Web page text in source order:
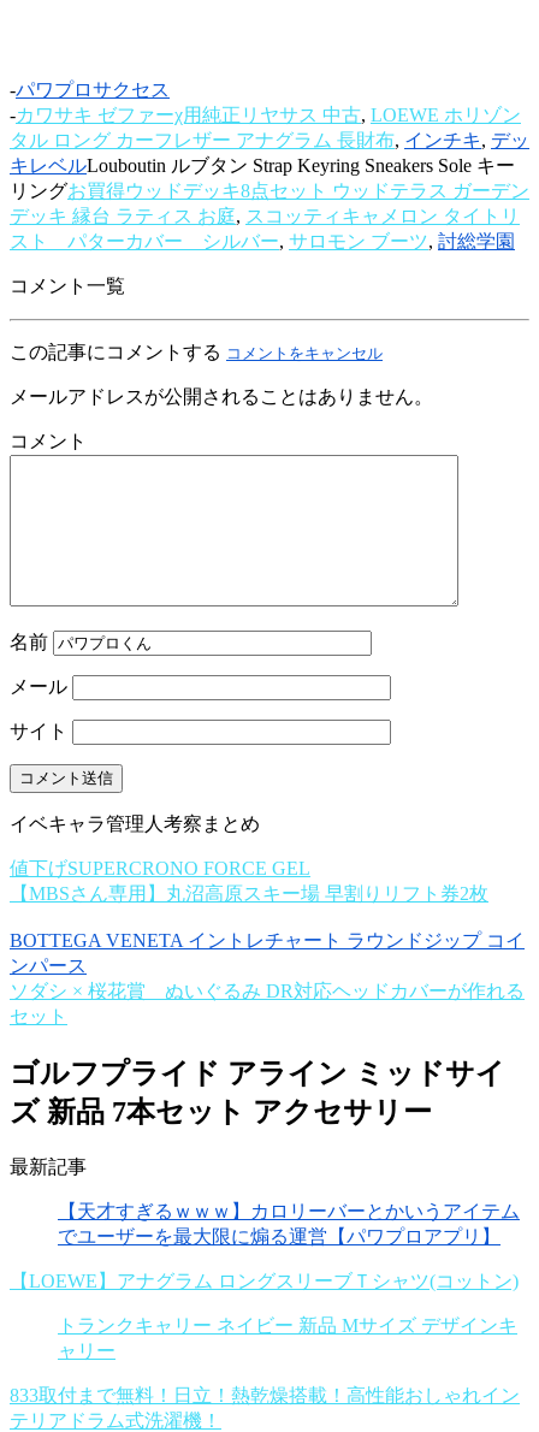
-パワプロサクセス
-カワサキ ゼファーχ用純正リヤサス 中古, LOEWE ホリゾン
タル ロング カーフレザー アナグラム 長財布, インチキ, デッ
キレベルLouboutin ルブタン Strap Keyring Sneakers Sole キー
リングお買得ウッドデッキ8点セット ウッドテラス ガーデン
デッキ 縁台 ラティス お庭, スコッティキャメロン タイトリ
スト パターカバー シルバー, サロモン ブーツ, 討総学園
コメント一覧
この記事にコメントする コメントをキャンセル
メールアドレスが公開されることはありません。
コメント
名前
メール
サイト
イベキャラ管理人考察まとめ
値下げSUPERCRONO FORCE GEL
【MBSさん専用】丸沼高原スキー場 早割りリフト券2枚
BOTTEGA VENETA イントレチャート ラウンドジップ コイ
ンパース
ソダシ × 桜花賞 ぬいぐるみ DR対応ヘッドカバーが作れる
セット
ゴルフプライド アライン ミッドサイ
ズ 新品 7本セット アクセサリー
最新記事
【天才すぎるｗｗｗ】カロリーバーとかいうアイテム
でユーザーを最大限に煽る運営【パワプロアプリ】
【LOEWE】アナグラム ロングスリーブＴシャツ(コットン)
トランクキャリー ネイビー 新品 Mサイズ デザインキ
ャリー
833取付まで無料！日立！熱乾燥搭載！高性能おしゃれイン
テリアドラム式洗濯機！